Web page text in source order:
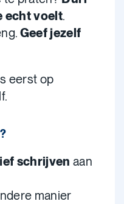
echt voelt.
Geef jezelf
eerst op
schrijven aan
manier